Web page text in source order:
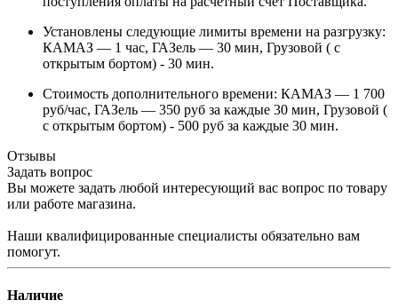
Установлены следующие лимиты времени на разгрузку:
КАМАЗ — 1 час, ГАЗель — 30 мин, Грузовой ( с
открытым бортом) - 30 мин.
Стоимость дополнительного времени: КАМАЗ — 1 700
руб/час, ГАЗель — 350 руб за каждые 30 мин, Грузовой (
с открытым бортом) - 500 руб за каждые 30 мин.
Отзывы
Задать вопрос
Вы можете задать любой интересующий вас вопрос по товару
или работе магазина.
Наши квалифицированные специалисты обязательно вам
помогут.
Наличие